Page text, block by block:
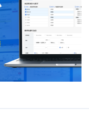
資料ダウンロード